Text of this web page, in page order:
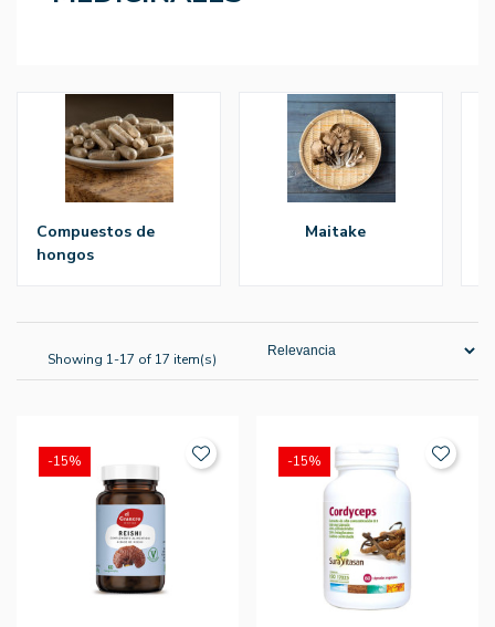
compuestos de
hongos
maitake
Showing 1-17 of 17 item(s)
-15% -15%